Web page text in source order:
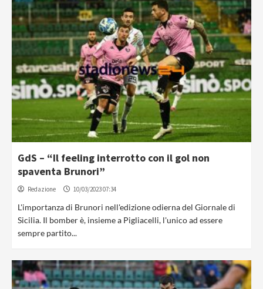
GdS – “Il feeling interrotto con il gol non
spaventa Brunori”
Redazione 10/03/2023 07:34
L'importanza di Brunori nell'edizione odierna del Giornale di
Sicilia. Il bomber è, insieme a Pigliacelli, l'unico ad essere
sempre partito...